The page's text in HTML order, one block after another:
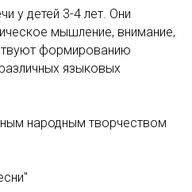
у детей 3-4 лет. Они
мышление, внимание,
формированию
языковых
народным творчеством